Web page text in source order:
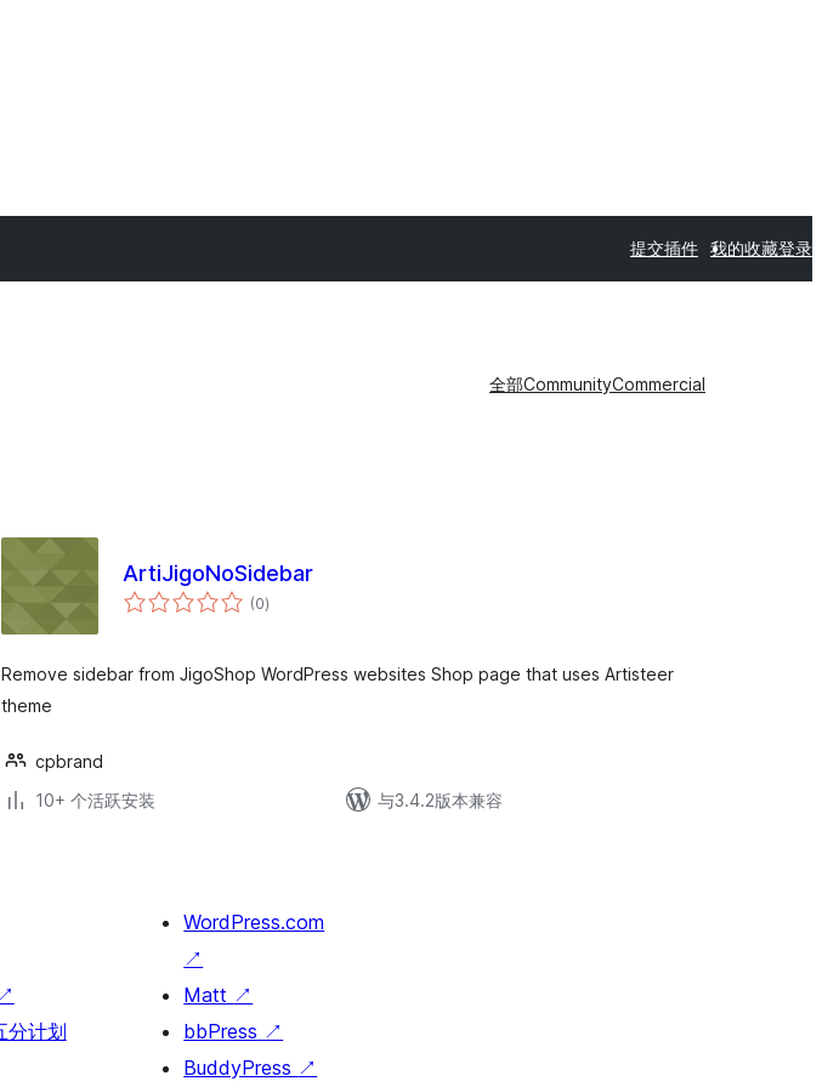
提交插件 我的收藏登录
全部CommunityCommercial
ArtiJigoNoSidebar
(0总
评)
Remove sidebar from JigoShop WordPress websites Shop page that uses Artisteer
theme
cpbrand
10+ 个活跃安装
与3.4.2版本兼容
↗
分计划
WordPress.com
↗
Matt ↗
bbPress ↗
BuddyPress ↗